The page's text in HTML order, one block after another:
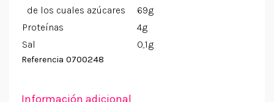
de los cuales azúcares
69g
Proteínas
4g
Sal
0,1g
Referencia 0700248
Información adicional